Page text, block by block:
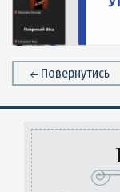
Повернутись